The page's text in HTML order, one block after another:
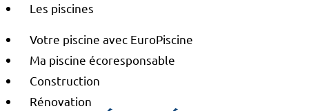
Les piscines
Votre piscine avec EuroPiscine
Ma piscine écoresponsable
Construction
Rénovation